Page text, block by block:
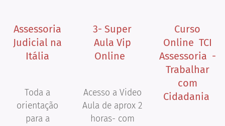
Assessoria
Judicial na
Itália
Toda a
orientação
para a
3- Super
Aula Vip
Online
Acesso a Video
Aula de aprox 2
horas- com
Curso
Online TCI
Assessoria -
Trabalhar
com
Cidadania